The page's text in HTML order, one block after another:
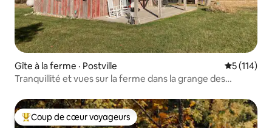
Gîte à la ferme · Postville Note
5 (114)
Tranquillité et vues sur la ferme dans la grange des
Coup de cœur voyageurs parmi les plus aimés
Coup de cœur voyageurs